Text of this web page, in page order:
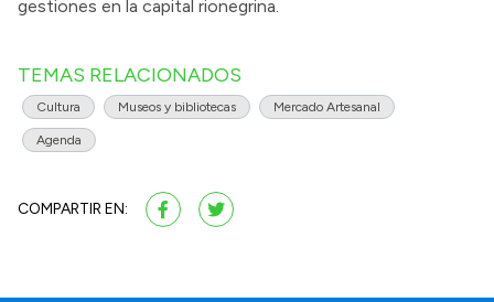
gestiones en la capital rionegrina.
TEMAS RELACIONADOS
Cultura Museos y bibliotecas Mercado Artesanal
Agenda
COMPARTIR EN: